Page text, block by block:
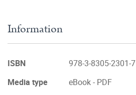
Information
ISBN
978-3-8305-2301-7
Media type
eBook - PDF